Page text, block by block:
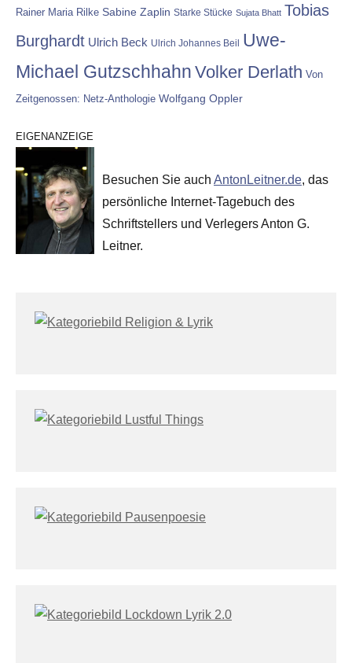
Rainer Maria Rilke Sabine Zaplin Starke Stücke Sujata Bhatt Tobias
Burghardt Ulrich Beck Ulrich Johannes Beil Uwe-
Michael Gutzschhahn Volker Derlath Von
Zeitgenossen: Netz-Anthologie Wolfgang Oppler
EIGENANZEIGE
Besuchen Sie auch AntonLeitner.de, das
persönliche Internet-Tagebuch des
Schriftstellers und Verlegers Anton G.
Leitner.